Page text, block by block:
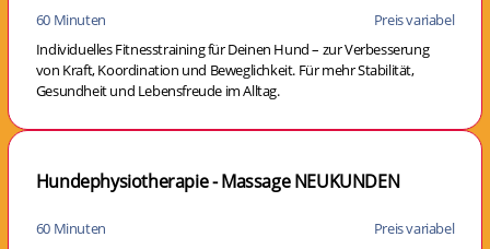
60 Minuten
Preis variabel
Individuelles Fitnesstraining für Deinen Hund – zur Verbesserung
von Kraft, Koordination und Beweglichkeit. Für mehr Stabilität,
Gesundheit und Lebensfreude im Alltag.
Hundephysiotherapie - Massage NEUKUNDEN
60 Minuten
Preis variabel